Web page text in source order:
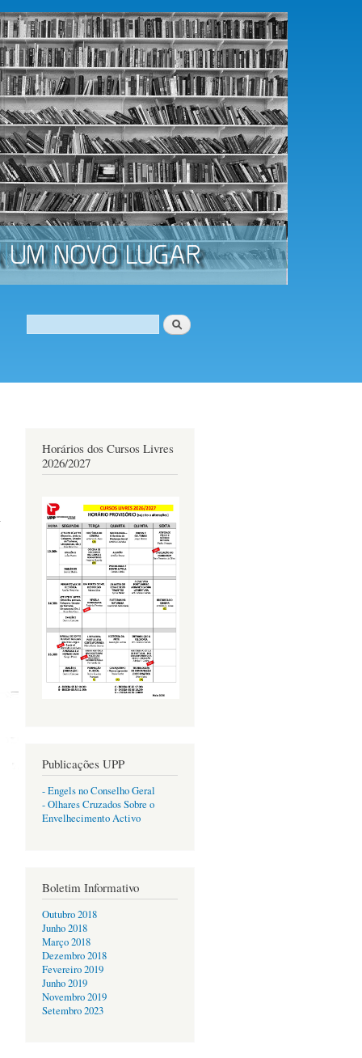
Formulário de procura
Procurar
Horários dos Cursos Livres
2026/2027
Publicações UPP
- Engels no Conselho Geral
- Olhares Cruzados Sobre o
Envelhecimento Activo
Boletim Informativo
Outubro 2018
Junho 2018
Março 2018
Dezembro 2018
Fevereiro 2019
Junho 2019
Novembro 2019
Setembro 2023